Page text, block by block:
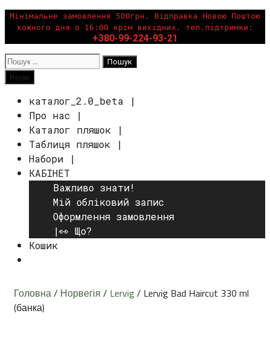
Перейти
вмісту
Мінімальне замовлення 500грн. Відправка Новою Поштою
кожного дня о 16:00 крім вихідних. тел.підтримки:
+380-99-224-93-21
Пошук:
Пошук
Меню
каталог_2.0_beta |
Про нас |
Каталог пляшок |
Таблиця пляшок |
Набори |
КАБІНЕТ
Важливо знати!
Мій обліковий запис
Оформлення замовлення
|👀 Що?
Кошик
Головна/ Норвегія / Lervig/ Lervig Bad Haircut 330 ml
(банка)